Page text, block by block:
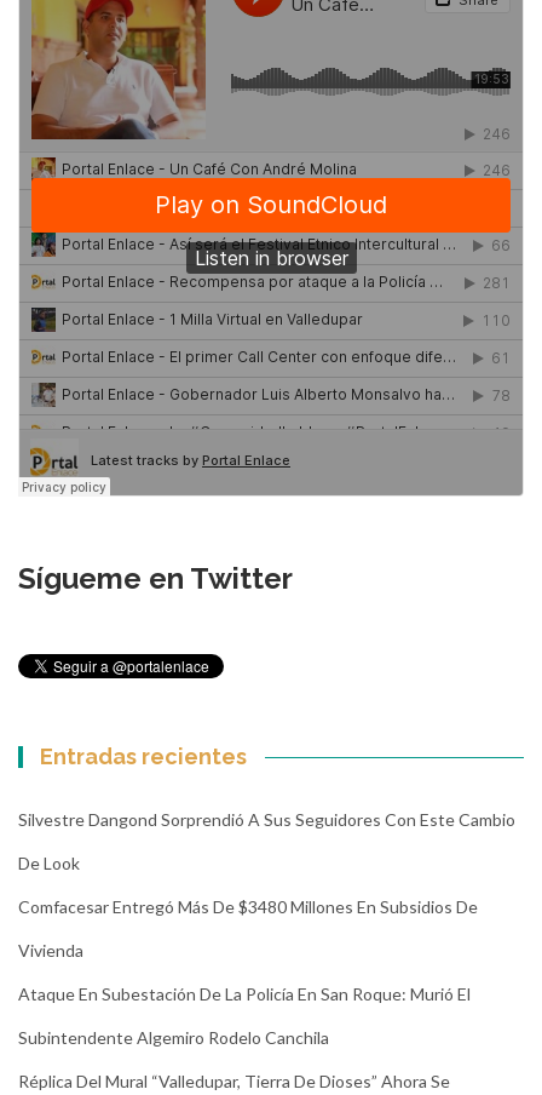
Sígueme en Twitter
Entradas recientes
Silvestre Dangond Sorprendió A Sus Seguidores Con Este Cambio
De Look
Comfacesar Entregó Más De $3480 Millones En Subsidios De
Vivienda
Ataque En Subestación De La Policía En San Roque: Murió El
Subintendente Algemiro Rodelo Canchila
Réplica Del Mural “Valledupar, Tierra De Dioses” Ahora Se